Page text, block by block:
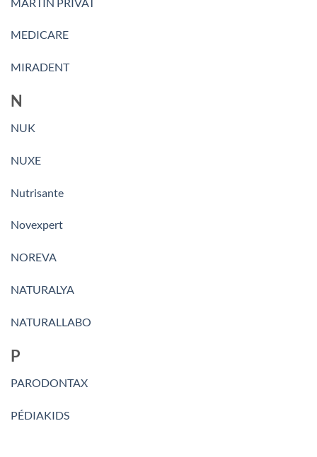
MEDICARE
MIRADENT
N
NUK
NUXE
Nutrisante
Novexpert
NOREVA
NATURALYA
NATURALLABO
P
PARODONTAX
PÉDIAKIDS